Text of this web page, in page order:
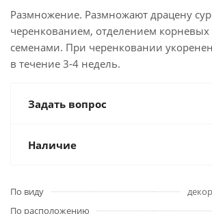
Размножение. Размножают драцену
черенкованием, отделением корневых
семенами. При черенковании
в течение 3-4 недель.
Задать вопрос
Наличие
По виду
По расположению